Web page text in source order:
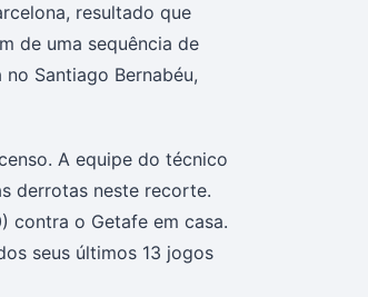
resultado que
de uma sequência de
Santiago Bernabéu,
A equipe do técnico
derrotas neste recorte.
contra o Getafe em casa.
seus últimos 13 jogos